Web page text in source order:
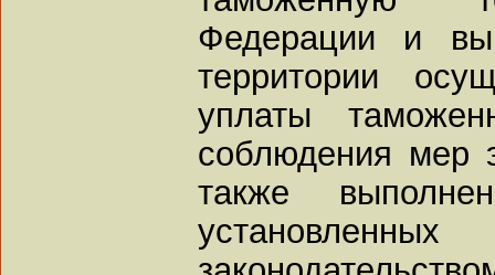
Федерации и
территории
уплаты
соблюдения мер
также